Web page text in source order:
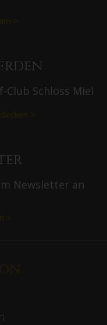
>
Club Schloss Miel
>
Newsletter an